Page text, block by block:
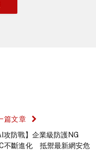
篇文章
攻防戰】企業級防護NG
不斷進化 抵禦最新網安危